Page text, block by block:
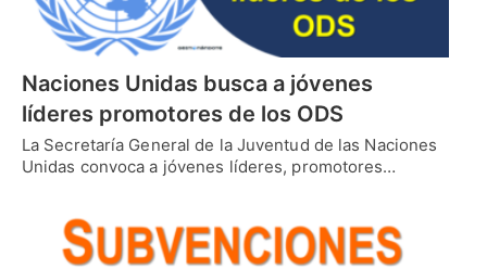
Naciones Unidas busca a jóvenes
líderes promotores de los ODS
La Secretaría General de la Juventud de las Naciones
Unidas convoca a jóvenes líderes, promotores…